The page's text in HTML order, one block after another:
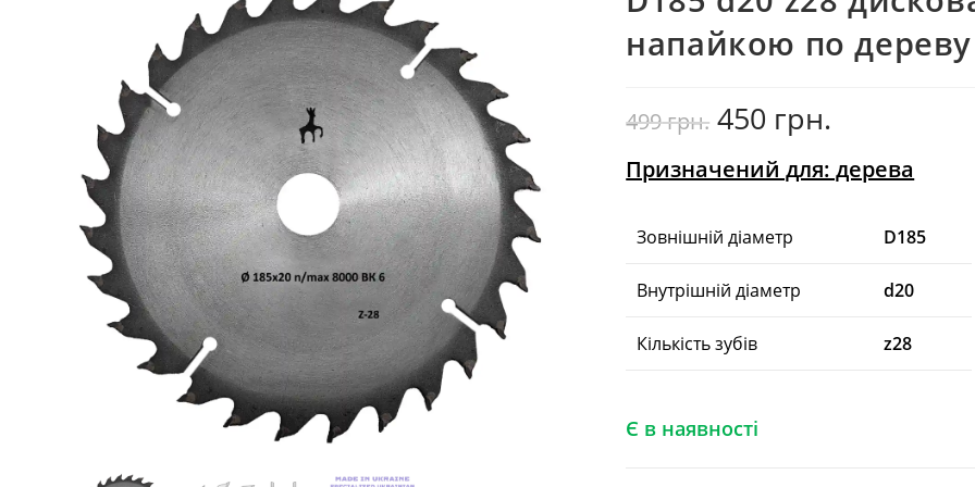
напайкою по дереву
499грн. Оригінальна
ціна:
499
450 грн.
Призначений для: дерева
Зовнішній діаметр D185
Внутрішній діаметр d20
Кількість зубів z28
Є в наявності